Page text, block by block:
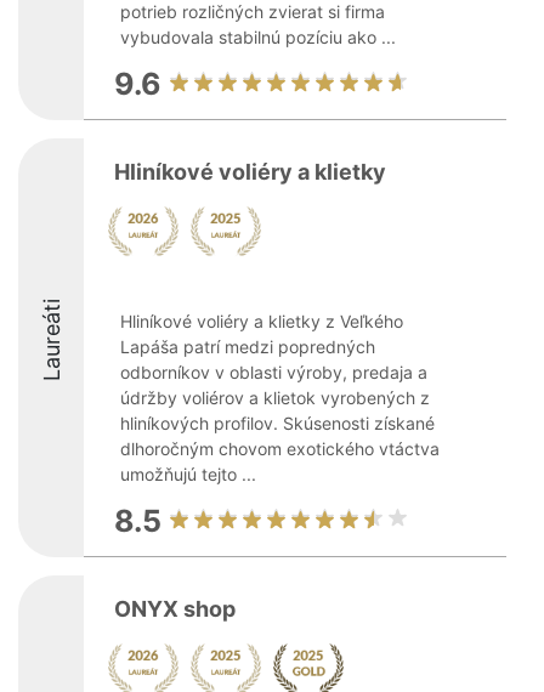
potrieb rozličných zvierat si firma
vybudovala stabilnú pozíciu ako ...
9.6
Laureáti
Hliníkové voliéry a klietky
Hliníkové voliéry a klietky z Veľkého
Lapáša patrí medzi popredných
odborníkov v oblasti výroby, predaja a
údržby voliérov a klietok vyrobených z
hliníkových profilov. Skúsenosti získané
dlhoročným chovom exotického vtáctva
umožňujú tejto ...
8.5
ONYX shop